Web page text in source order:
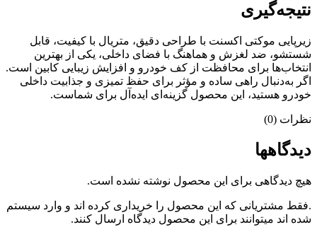
نتیجه‌گیری
زیرپایی موکتی اکسنت با طراحی دقیق، متریال با کیفیت، قابل
شستشو، ضد لغزش و هماهنگ با فضای داخلی، یکی از بهترین
انتخاب‌ها برای محافظت از کف خودرو و افزایش زیبایی کابین است.
اگر به‌دنبال راهی ساده و مؤثر برای حفظ تمیزی و جذابیت داخلی
خودرو هستید، این محصول گزینه‌ای ایده‌آل برای شماست.
نظرات (0)
دیدگاهها
هیچ دیدگاهی برای این محصول نوشته نشده است.
.فقط مشتریانی که این محصول را خریداری کرده اند و وارد سیستم
شده اند میتوانند برای این محصول دیدگاه ارسال کنند.